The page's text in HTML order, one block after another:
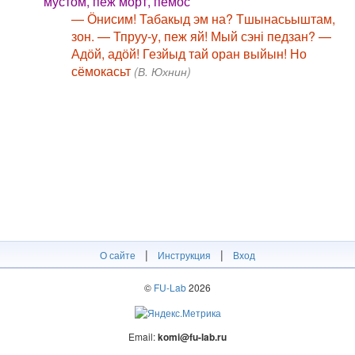
— Ӧнисим! Табакыд эм на? Тшынасьыштам,
зон. — Тпруу-у, пеж яй! Мый сэні педзан? —
Адӧй, адӧй! Гезйыд тай оран выйын! Но
сёмокасьт (В. Юхнин)
О сайте | Инструкция | Вход
© FU-Lab2026
Email:komi@fu-lab.ru